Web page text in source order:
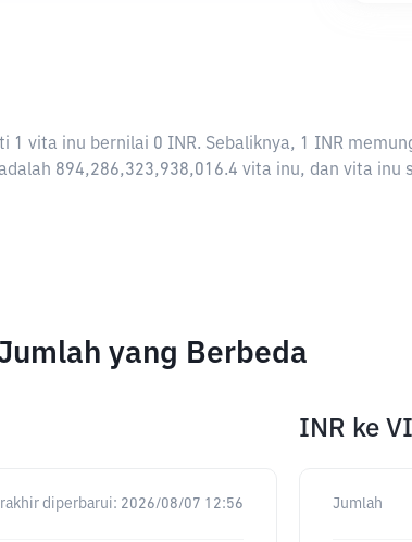
1 vita inu bernilai 0 INR. Sebaliknya, 1 INR
894,286,323,938,016.4 vita inu, dan vita
yang Berbeda
diperbarui: 2026/08/07 12:56
INR ke
Jumlah